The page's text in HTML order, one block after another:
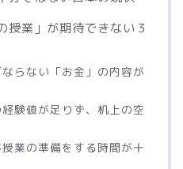
授業」が期待できない３
らない「お金」の内容が
験値が足りず、机上の空
業の準備をする時間が十